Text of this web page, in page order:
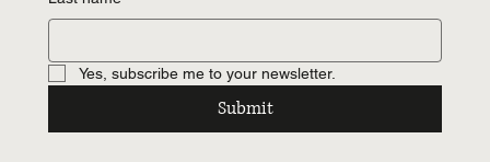
Yes, subscribe me to your newsletter.
Submit